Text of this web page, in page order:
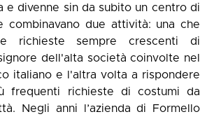
e divenne sin da subito un centro di
combinavano due attività: una che
richieste sempre crescenti di
dell'alta società coinvolte nel
italiano e l'altra volta a rispondere
frequenti richieste di costumi da
Negli anni l’azienda di Formello